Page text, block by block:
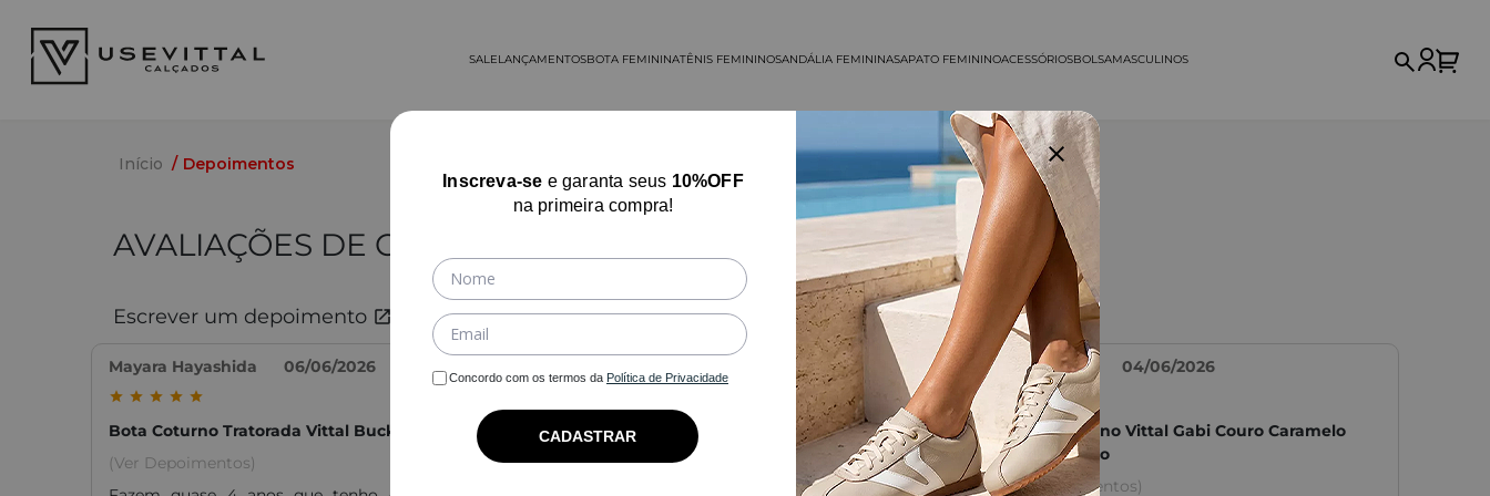
SALELANÇAMENTOSBOTA FEMININATÊNIS FEMININOSANDÁLIA FEMININASAPATO FEMININOACESSÓRIOSBOLSAMASCULINOS
Início Depoimentos
AVALIAÇÕES DE CLIENTES
Escrever um depoimento
Mayara Hayashida 06/06/2026
Bota Coturno Tratorada Vittal Buckle
(Ver Depoimentos)
Mocassim Feminino Vittal Gia em Couro
Legítimo Caramelo Olho de Gato
Amei !! Otima qualidade, tamanho serviu
Eliana Vieira 04/06/2026
Cinto Feminino Vittal Gabi Couro Caramelo
Fivela de Pino
(Ver Depoimentos)
Inscreva-se e garanta seus 10%OFF
na primeira compra!
Concordo com os termos da Política de Privacidade
CADASTRAR